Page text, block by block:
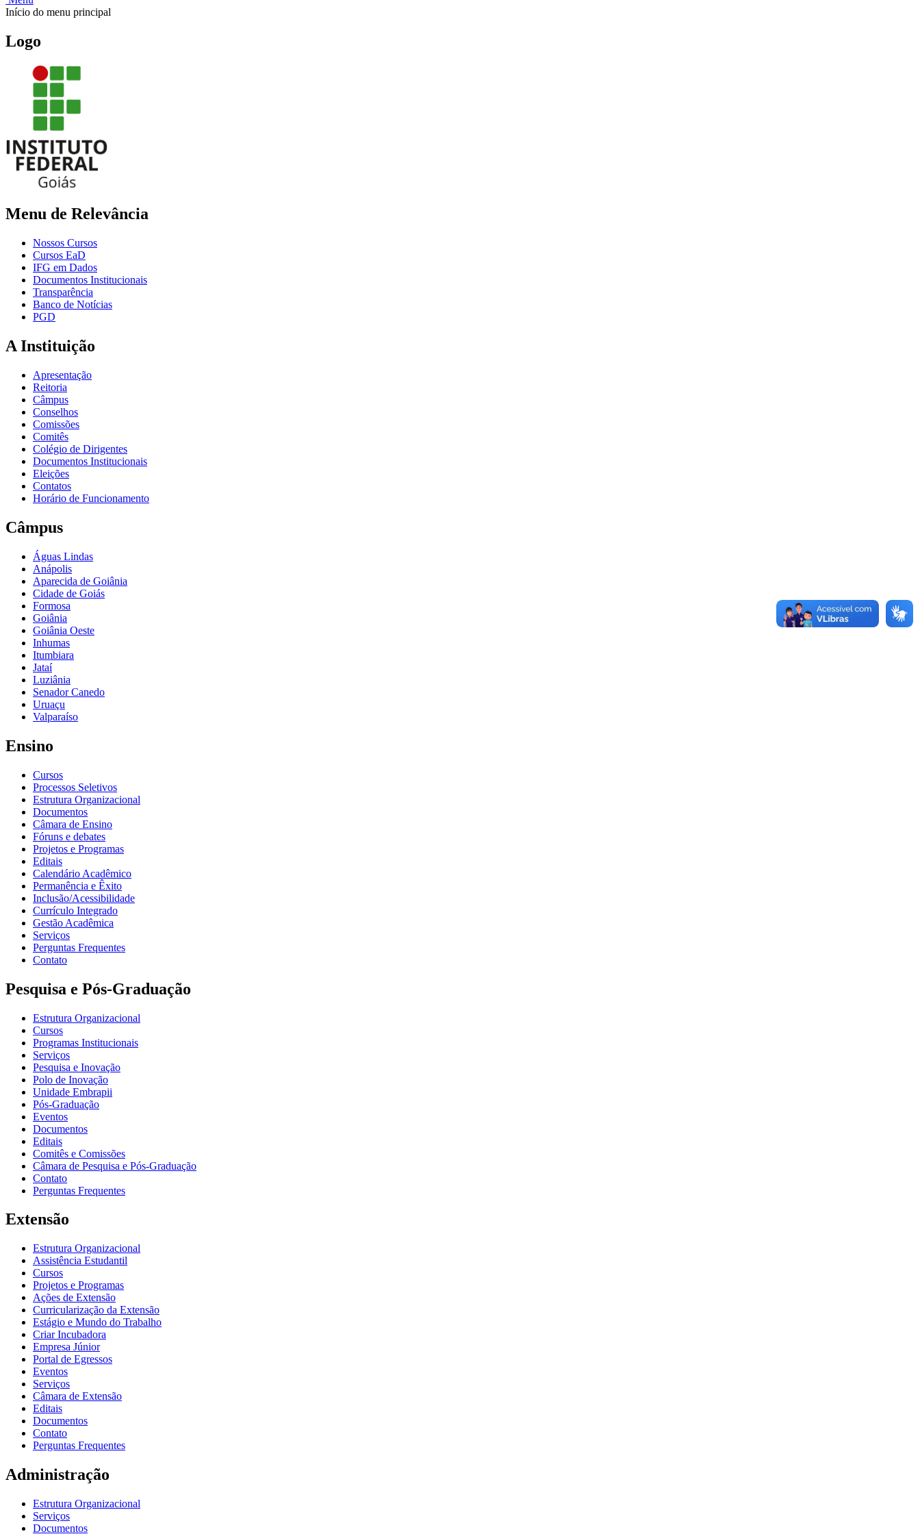
Início do menu principal
Logo
Menu de Relevância
Nossos Cursos
Cursos EaD
IFG em Dados
Documentos Institucionais
Transparência
Banco de Notícias
PGD
A Instituição
Apresentação
Reitoria
Câmpus
Conselhos
Comissões
Comitês
Colégio de Dirigentes
Documentos Institucionais
Eleições
Contatos
Horário de Funcionamento
Câmpus
Águas Lindas
Anápolis
Aparecida de Goiânia
Cidade de Goiás
Formosa
Goiânia
Goiânia Oeste
Inhumas
Itumbiara
Jataí
Luziânia
Senador Canedo
Uruaçu
Valparaíso
Ensino
Cursos
Processos Seletivos
Estrutura Organizacional
Documentos
Câmara de Ensino
Fóruns e debates
Projetos e Programas
Editais
Calendário Acadêmico
Permanência e Êxito
Inclusão/Acessibilidade
Currículo Integrado
Gestão Acadêmica
Serviços
Perguntas Frequentes
Contato
Pesquisa e Pós-Graduação
Estrutura Organizacional
Cursos
Programas Institucionais
Serviços
Pesquisa e Inovação
Polo de Inovação
Unidade Embrapii
Pós-Graduação
Eventos
Documentos
Editais
Comitês e Comissões
Câmara de Pesquisa e Pós-Graduação
Contato
Perguntas Frequentes
Extensão
Estrutura Organizacional
Assistência Estudantil
Cursos
Projetos e Programas
Ações de Extensão
Curricularização da Extensão
Estágio e Mundo do Trabalho
Criar Incubadora
Empresa Júnior
Portal de Egressos
Eventos
Serviços
Câmara de Extensão
Editais
Documentos
Contato
Perguntas Frequentes
Administração
Estrutura Organizacional
Serviços
Documentos